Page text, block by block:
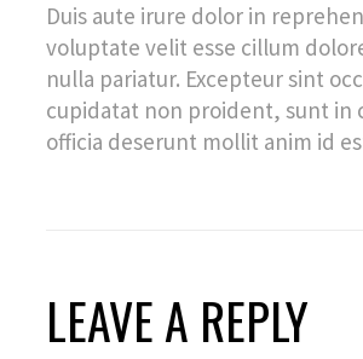
Duis aute irure dolor in
voluptate velit esse cillum
nulla pariatur. Excepteur sint
cupidatat non proident, sunt in
officia deserunt mollit anim id
LEAVE A REPLY